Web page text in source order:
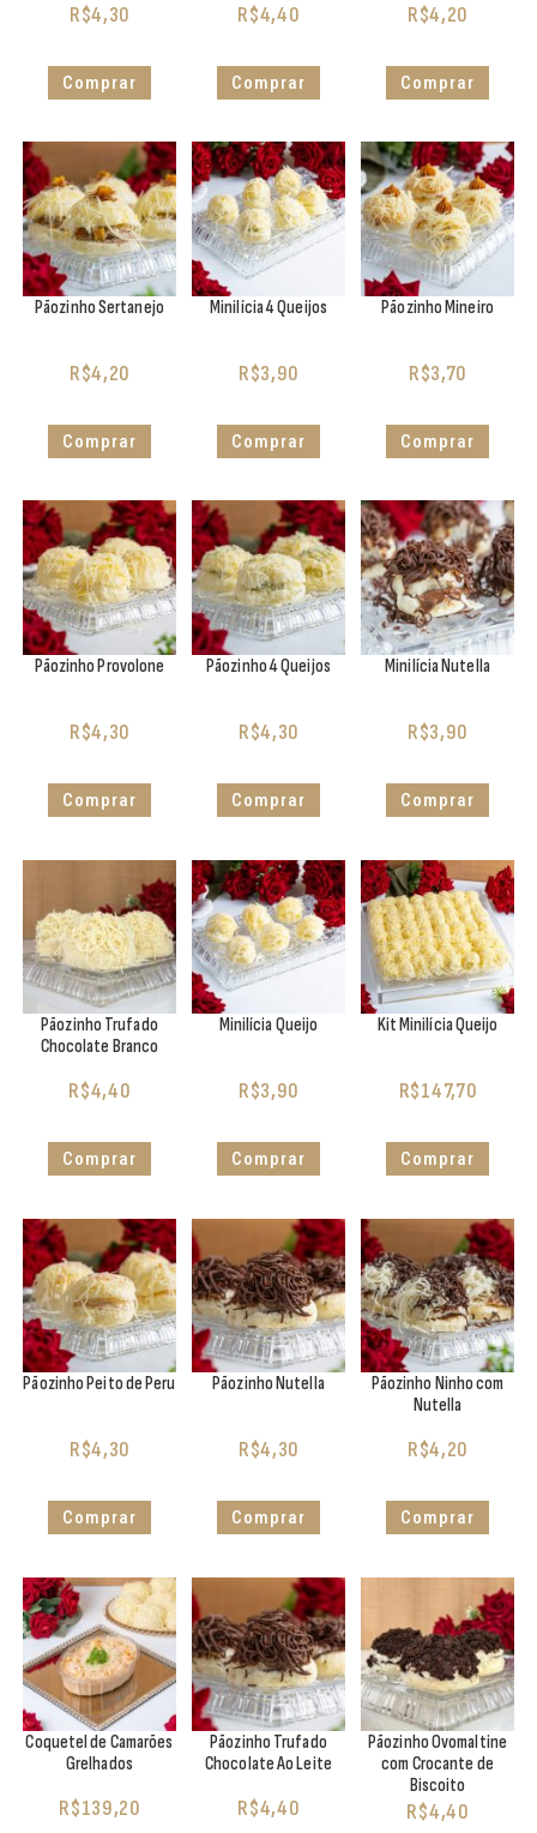
R$4,30
Comprar
R$4,40
Comprar
R$4,20
Comprar
Pãozinho Sertanejo
R$4,20
Comprar
Minilícia 4 Queijos
R$3,90
Comprar
Pãozinho Mineiro
R$3,70
Comprar
Pãozinho Provolone
R$4,30
Comprar
Pãozinho 4 Queijos
R$4,30
Comprar
Minilícia Nutella
R$3,90
Comprar
Pãozinho Trufado
Chocolate Branco
R$4,40
Comprar
Minilícia Queijo
R$3,90
Comprar
Kit Minilícia Queijo
R$147,70
Comprar
Pãozinho Peito de Peru
R$4,30
Comprar
Pãozinho Nutella
R$4,30
Comprar
Pãozinho Ninho com
Nutella
R$4,20
Comprar
Coquetel de Camarões
Grelhados
R$139,20
Pãozinho Trufado
Chocolate Ao Leite
R$4,40
Pãozinho Ovomaltine
com Crocante de
Biscoito
R$4,40